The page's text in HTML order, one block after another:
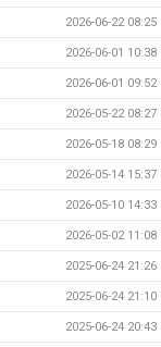
2026-06-22 08:25
2026-06-01 10:38
2026-06-01 09:52
2026-05-22 08:27
2026-05-18 08:29
2026-05-14 15:37
2026-05-10 14:33
2026-05-02 11:08
2025-06-24 21:26
2025-06-24 21:10
2025-06-24 20:43